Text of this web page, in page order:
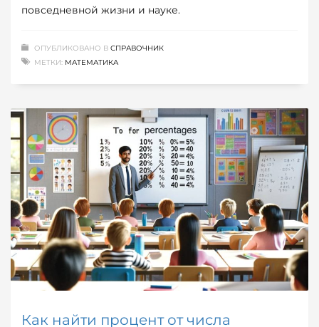
повседневной жизни и науке.
ОПУБЛИКОВАНО В СПРАВОЧНИК
МЕТКИ: МАТЕМАТИКА
Как найти процент от числа